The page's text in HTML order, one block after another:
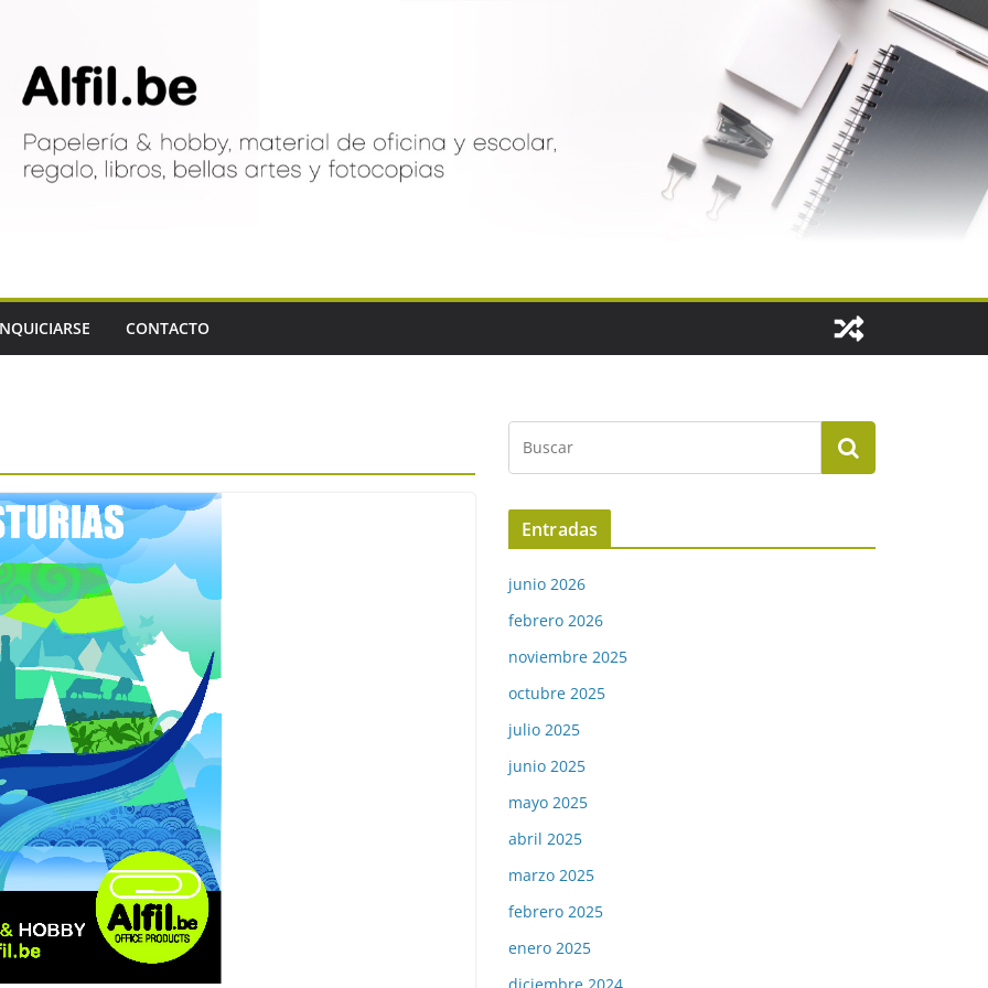
CONTACTO
Entradas
junio 2026
febrero 2026
noviembre 2025
octubre 2025
julio 2025
junio 2025
mayo 2025
abril 2025
marzo 2025
febrero 2025
enero 2025